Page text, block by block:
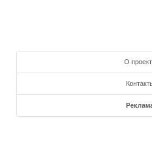
О